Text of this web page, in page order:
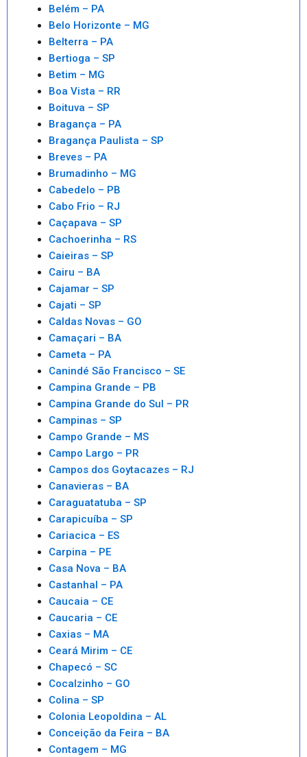
Belém – PA
Belo Horizonte – MG
Belterra – PA
Bertioga – SP
Betim – MG
Boa Vista – RR
Boituva – SP
Bragança – PA
Bragança Paulista – SP
Breves – PA
Brumadinho – MG
Cabedelo – PB
Cabo Frio – RJ
Caçapava – SP
Cachoerinha – RS
Caieiras – SP
Cairu – BA
Cajamar – SP
Cajati – SP
Caldas Novas – GO
Camaçari – BA
Cameta – PA
Canindé São Francisco – SE
Campina Grande – PB
Campina Grande do Sul – PR
Campinas – SP
Campo Grande – MS
Campo Largo – PR
Campos dos Goytacazes – RJ
Canavieras – BA
Caraguatatuba – SP
Carapicuíba – SP
Cariacica – ES
Carpina – PE
Casa Nova – BA
Castanhal – PA
Caucaia – CE
Caucaria – CE
Caxias – MA
Ceará Mirim – CE
Chapecó – SC
Cocalzinho – GO
Colina – SP
Colonia Leopoldina – AL
Conceição da Feira – BA
Contagem – MG